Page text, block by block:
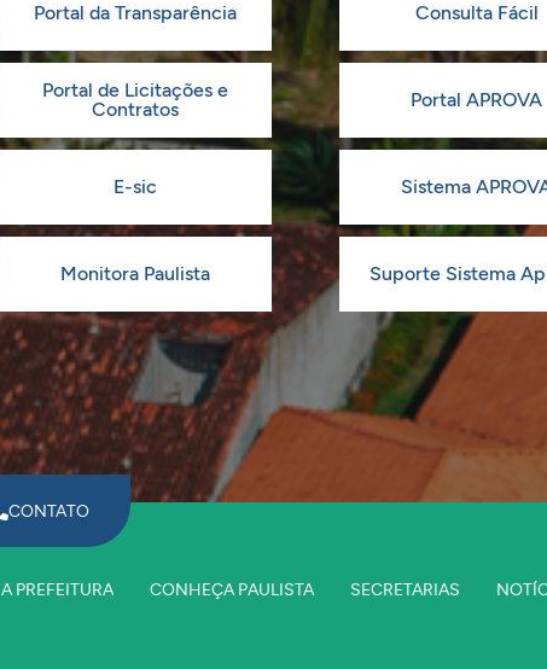
Portal da Transparência Consulta Fácil
Portal de Licitações e
Contratos
Portal APROVA
E-sic Sistema
Monitora Paulista Suporte Sistema
CONTATO
A PREFEITURA CONHEÇA PAULISTA SECRETARIAS